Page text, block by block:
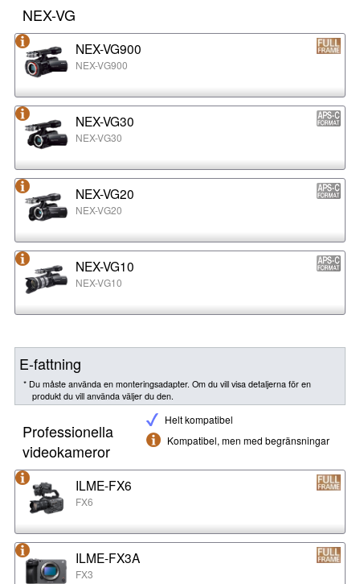
NEX-VG
NEX-VG900
NEX-VG900
NEX-VG30
NEX-VG30
NEX-VG20
NEX-VG20
NEX-VG10
NEX-VG10
E-fattning
* Du måste använda en monteringsadapter. Om du vill visa detaljerna för en
produkt du vill använda väljer du den.
Helt kompatibel
Kompatibel, men med begränsningar
Professionella
videokameror
ILME-FX6
FX6
ILME-FX3A
FX3